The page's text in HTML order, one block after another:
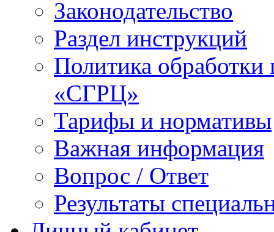
Законодательство
Раздел инструкций
Политика
«СГРЦ»
Тарифы и нормативы
Важная информация
Вопрос / Ответ
Результаты